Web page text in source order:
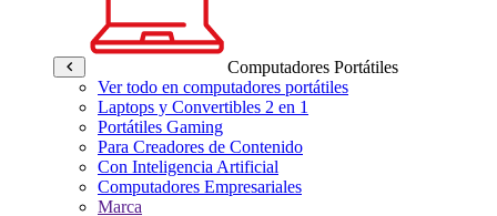
Computadores Portátiles
Ver todo en computadores portátiles
Laptops y Convertibles 2 en 1
Portátiles Gaming
Para Creadores de Contenido
Con Inteligencia Artificial
Computadores Empresariales
Marca